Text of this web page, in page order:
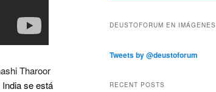
Tharoor
India se está
DEUSTOFORUM EN IMÁGENES
Tweets by @deustoforum
RECENT POSTS